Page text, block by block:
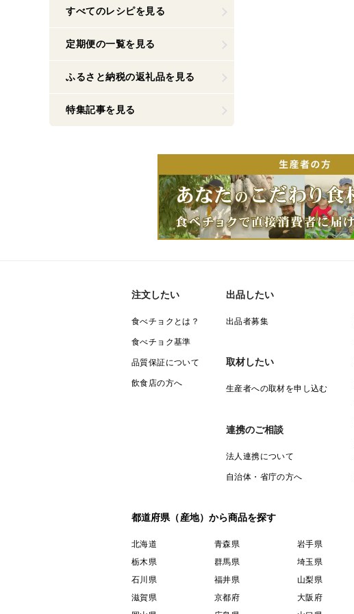
すべてのレシピを見る
定期便の一覧を見る
ふるさと納税の返礼品を見る
特集記事を見る
注文したい
食べチョクとは？
食べチョク基準
品質保証について
飲食店の方へ
出品したい
出品者募集
取材したい
生産者への取材を申し込む
連携のご相談
法人連携について
自治体・省庁の方へ
都道府県（産地）から商品を探す
北海道 青森県 岩手県
栃木県
群馬県 埼玉県
石川県
福井県 山梨県
滋賀県
京都府 大阪府